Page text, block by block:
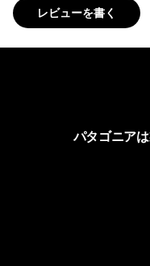
レビューを書く
パタゴニア